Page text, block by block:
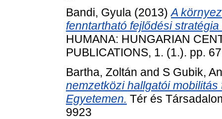
Bandi, Gyula (2013)A
fenntartható fejlődési
HUMANA: HUNGARIAN
PUBLICATIONS, 1. (1.). pp.
Bartha, Zoltán and S Gubik,
nemzetközi hallgatói
Egyetemen. Tér és
9923